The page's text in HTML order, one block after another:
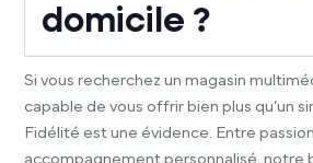
domicile ?
Si vous recherchez un magasin
capable de vous offrir bien plus qu’un
Fidélité est une évidence. Entre
accompagnement personnalisé, notre